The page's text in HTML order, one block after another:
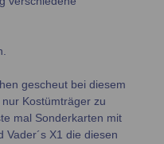
gescheut bei diesem
Kostümträger zu
mal Sonderkarten mit
X1 die diesen